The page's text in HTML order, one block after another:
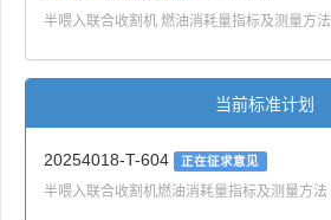
半喂入联合收割机 燃油消耗量指标及测量方法
当前标准计划
20254018-T-604 正在征求意见
半喂入联合收割机燃油消耗量指标及测量方法